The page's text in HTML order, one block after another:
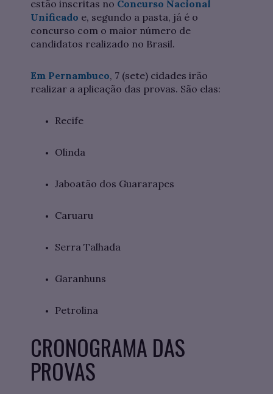
estão inscritas no Concurso Nacional
Unificado e, segundo a pasta, já é o
concurso com o maior número de
candidatos realizado no Brasil.
Em Pernambuco, 7 (sete) cidades irão
realizar a aplicação das provas. São elas:
Recife
Olinda
Jaboatão dos Guararapes
Caruaru
Serra Talhada
Garanhuns
Petrolina
CRONOGRAMA DAS
PROVAS